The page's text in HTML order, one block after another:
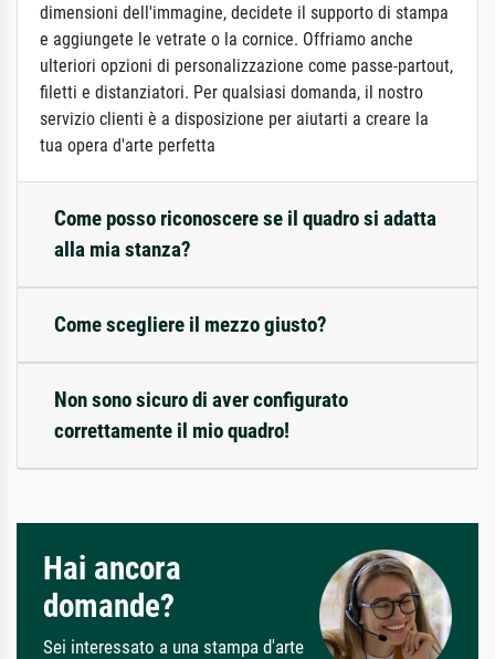
dimensioni dell'immagine, decidete il supporto di stampa
e aggiungete le vetrate o la cornice. Offriamo anche
ulteriori opzioni di personalizzazione come passe-partout,
filetti e distanziatori. Per qualsiasi domanda, il nostro
servizio clienti è a disposizione per aiutarti a creare la
tua opera d'arte perfetta
Come posso riconoscere se il quadro si adatta
alla mia stanza?
Come scegliere il mezzo giusto?
Non sono sicuro di aver configurato
correttamente il mio quadro!
Hai ancora
domande?
Sei interessato a una stampa d'arte